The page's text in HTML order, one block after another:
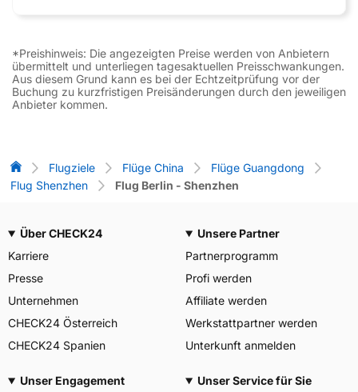
*Preishinweis: Die angezeigten Preise werden von Anbietern
übermittelt und unterliegen tagesaktuellen Preisschwankungen.
Aus diesem Grund kann es bei der Echtzeitprüfung vor der
Buchung zu kurzfristigen Preisänderungen durch den jeweiligen
Anbieter kommen.
Flug-Vergleich
Flugziele Flüge China
Flüge Guangdong
Flug Shenzhen
Flug Berlin - Shenzhen
Über CHECK24
Karriere
Presse
Unternehmen
CHECK24 Österreich
CHECK24 Spanien
Unsere Partner
Partnerprogramm
Profi werden
Affiliate werden
Werkstattpartner werden
Unterkunft anmelden
Unser Engagement Unser Service für Sie